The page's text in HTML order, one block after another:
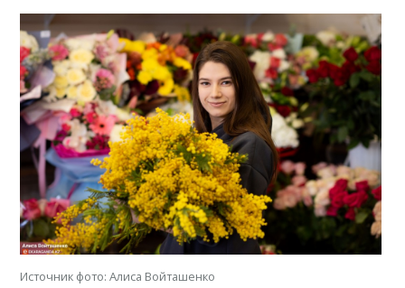
Источник фото: Алиса Войташенко